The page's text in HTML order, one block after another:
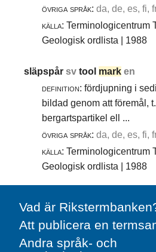
övriga språk: da, de, es, fi,
källa: Terminologicentrum
Geologisk ordlista | 1988
släpspårsvtool mark en
definition: fördjupning i
bildad genom att föremål,
bergartspartikel ell ...
övriga språk: da, de, es, fi,
källa: Terminologicentrum
Geologisk ordlista | 1988
Vad är
Att publicera en
Andra språk- och